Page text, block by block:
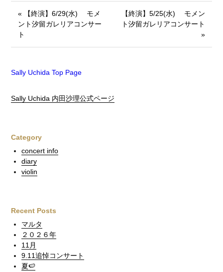
« 【終演】6/29(水) モメ
ント汐留ガレリアコンサー
ト
【終演】5/25(水) モメン
ト汐留ガレリアコンサート
»
Sally Uchida Top Page
Sally Uchida 内田沙理公式ページ
Category
concert info
diary
violin
Recent Posts
マルタ
２０２６年
11月
9.11追悼コンサート
夏🍉